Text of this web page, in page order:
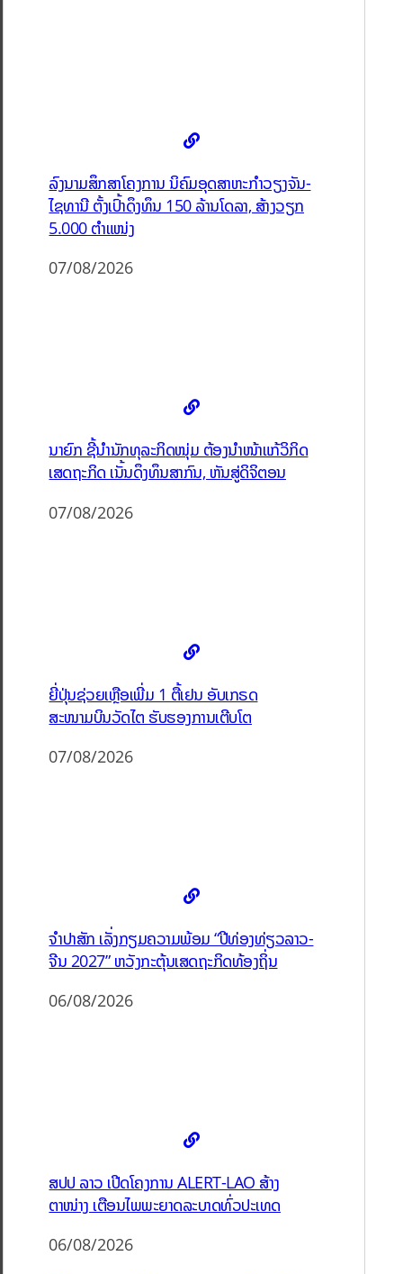
ລົງນາມສຶກສາໂຄງການ ນິຄົມອຸດສາຫະກຳວຽງຈັນ-
ໄຊທານີ ຕັ້ງເປົ້າດຶງທຶນ 150 ລ້ານໂດລາ, ສ້າງວຽກ
5.000 ຕຳແໜ່ງ
07/08/2026
ນາຍົກ ຊີ້ນຳນັກທຸລະກິດໜຸ່ມ ຕ້ອງນຳໜ້າແກ້ວິກິດ
ເສດຖະກິດ ເນັ້ນດຶງທຶນສາກົນ, ຫັນສູ່ດິຈິຕອນ
07/08/2026
ຍີ່ປຸ່ນຊ່ວຍເຫຼືອເພີ່ມ 1 ຕື້ເຢນ ອັບເກຣດ
ສະໜາມບິນວັດໄຕ ຮັບຮອງການເຕີບໂຕ
07/08/2026
ຈຳປາສັກ ເລັ່ງກຽມຄວາມພ້ອມ “ປີທ່ອງທ່ຽວລາວ-
ຈີນ 2027” ຫວັງກະຕຸ້ນເສດຖະກິດທ້ອງຖິ່ນ
06/08/2026
ສປປ ລາວ ເປີດໂຄງການ ALERT-LAO ສ້າງ
ຕາໜ່າງ ເຕືອນໄພພະຍາດລະບາດທົ່ວປະເທດ
06/08/2026